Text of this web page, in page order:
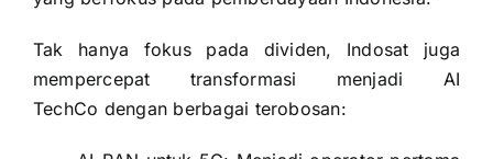
Tak hanya fokus pada dividen, Indosat juga
mempercepat transformasi menjadi AI
TechCo dengan berbagai terobosan: